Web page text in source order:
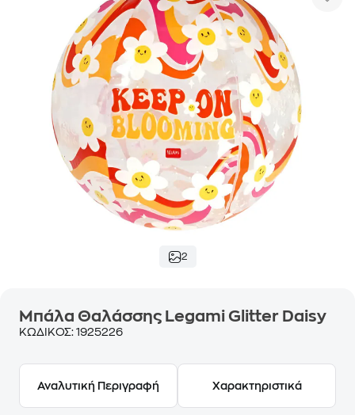
2
Μπάλα Θαλάσσης Legami Glitter Daisy
ΚΩΔΙΚΟΣ: 1925226
Αναλυτική Περιγραφή Χαρακτηριστικά